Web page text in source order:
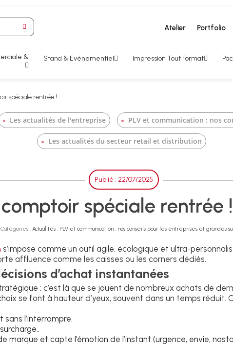
Atelier Portfolio
&
Stand & Evènementiel Impression Tout Format
spéciale rentrée !
Les actualités de l'entreprise PLV et communication : nos
Les actualités du secteur retail et distribution
Publié : 22/07/2025
spéciale rentrée !
Catégories : Actualités, PLV et communication : nos conseils pour les entreprises et grandes
s’impose comme un outil agile, écologique et ultra-
affluence comme les caisses ou les corners dédiés.
d’achat instantanées
: c’est là que se jouent de nombreux achats de
se font à hauteur d’yeux, souvent dans un temps réduit.
l’interrompre.
marque et capte l’émotion de l’instant (urgence, envie,